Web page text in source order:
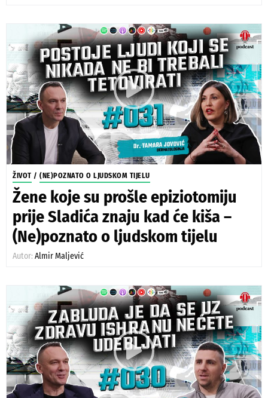
ŽIVOT / (NE)POZNATO O LJUDSKOM TIJELU
Žene koje su prošle epiziotomiju
prije Sladića znaju kad će kiša –
(Ne)poznato o ljudskom tijelu
Autor: Almir Maljević